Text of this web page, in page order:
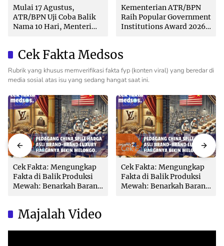
Mulai 17 Agustus,
ATR/BPN Uji Coba Balik
Nama 10 Hari, Menteri
Kementerian ATR/BPN
Raih Popular Government
Institutions Award 2026
Cek Fakta Medsos
Rubrik yang khusus memverifikasi fakta fyp (konten viral) yang beredar di
media sosial atas isu yang sedang hangat saat ini.
Cek Fakta
Cek Fakta: Mengungkap
Fakta di Balik Produksi
Mewah: Benarkah Barang
Cek Fakta
Cek Fakta: Mengungkap
Fakta di Balik Produksi
Mewah: Benarkah Barang
Majalah Video